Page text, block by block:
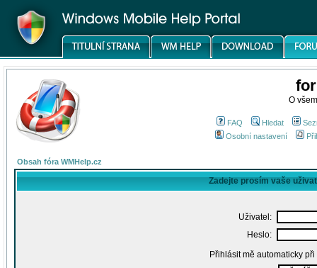
O
FAQ Hledat
Osobní nastavení
Obsah fóra WMHelp.cz
Zadejte prosím vaše
Uživatel:
Heslo:
Přihlásit mě automaticky